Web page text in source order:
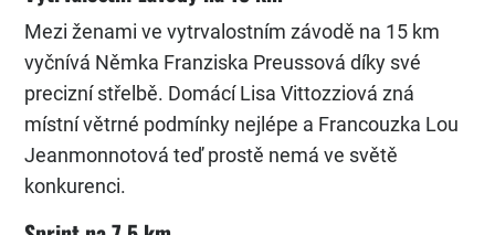
Mezi ženami ve vytrvalostním závodě na 15 km
vyčnívá Němka Franziska Preussová díky své
precizní střelbě. Domácí Lisa Vittozziová zná
místní větrné podmínky nejlépe a Francouzka Lou
Jeanmonnotová teď prostě nemá ve světě
konkurenci.